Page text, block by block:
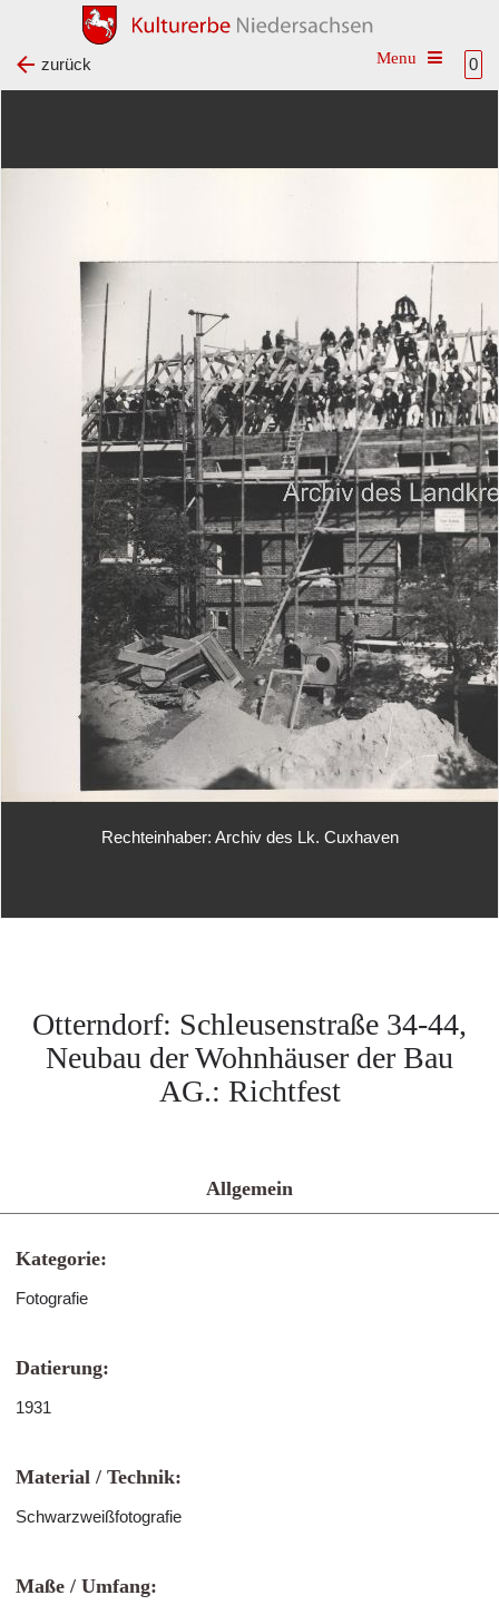
0
Toggle
zurück
Rechteinhaber: Archiv des Lk. Cuxhaven
Otterndorf: Schleusenstraße 34-44,
Neubau der Wohnhäuser der Bau
AG.: Richtfest
Allgemein
Kategorie:
Fotografie
Datierung:
1931
Material / Technik:
Schwarzweißfotografie
Maße / Umfang: